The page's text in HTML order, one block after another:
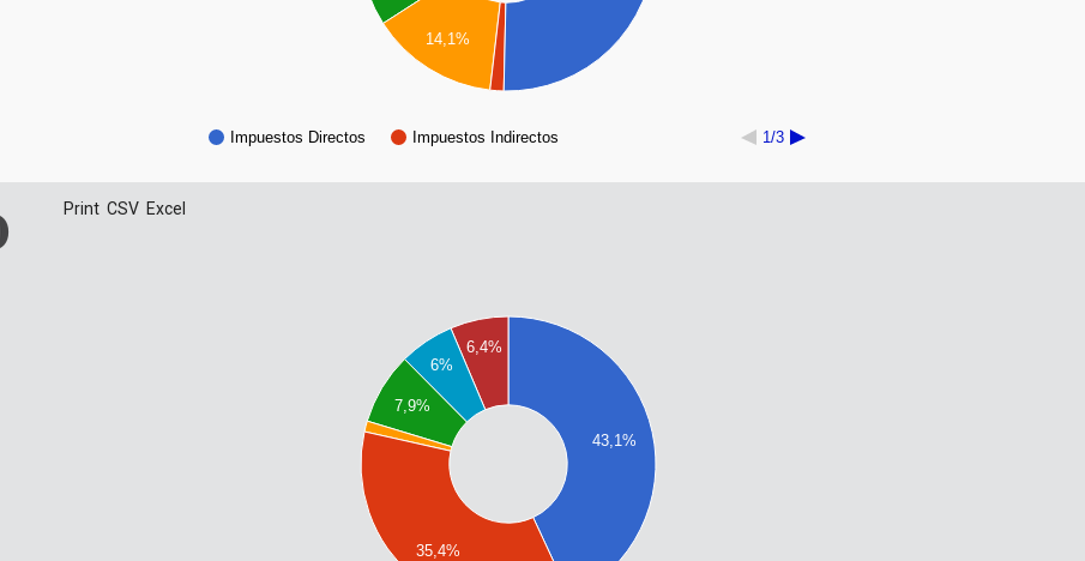
Impuestos Directos Impuestos Indirectos 1/3
14,1%
Print CSV Excel
43,1%
6,4%
6%
7,9%
35,4%